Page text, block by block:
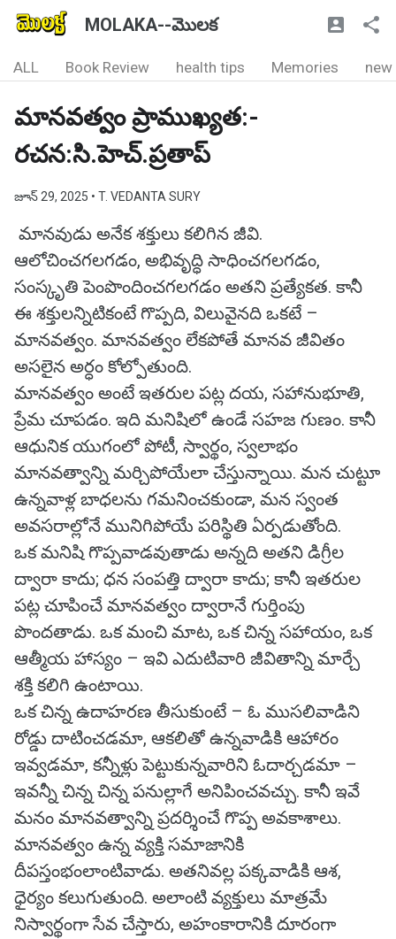
MOLAKA--మొలక
ALL Book Review health tips Memories new
మానవత్వం ప్రాముఖ్యత:-
రచన:సి.హెచ్.ప్రతాప్
జూన్ 29, 2025 • T. VEDANTA SURY
మానవుడు అనేక శక్తులు కలిగిన జీవి.
ఆలోచించగలగడం, అభివృద్ధి సాధించగలగడం,
సంస్కృతి పెంపొందించగలగడం అతని ప్రత్యేకత. కానీ
ఈ శక్తులన్నిటికంటే గొప్పది, విలువైనది ఒకటే –
మానవత్వం. మానవత్వం లేకపోతే మానవ జీవితం
అసలైన అర్ధం కోల్పోతుంది.
మానవత్వం అంటే ఇతరుల పట్ల దయ, సహానుభూతి,
ప్రేమ చూపడం. ఇది మనిషిలో ఉండే సహజ గుణం. కానీ
ఆధునిక యుగంలో పోటీ, స్వార్థం, స్వలాభం
మానవత్వాన్ని మర్చిపోయేలా చేస్తున్నాయి. మన చుట్టూ
ఉన్నవాళ్ల బాధలను గమనించకుండా, మన స్వంత
అవసరాల్లోనే మునిగిపోయే పరిస్థితి ఏర్పడుతోంది.
ఒక మనిషి గొప్పవాడవుతాడు అన్నది అతని డిగ్రీల
ద్వారా కాదు; ధన సంపత్తి ద్వారా కాదు; కానీ ఇతరుల
పట్ల చూపించే మానవత్వం ద్వారానే గుర్తింపు
పొందతాడు. ఒక మంచి మాట, ఒక చిన్న సహాయం, ఒక
ఆత్మీయ హాస్యం – ఇవి ఎదుటివారి జీవితాన్ని మార్చే
శక్తి కలిగి ఉంటాయి.
ఒక చిన్న ఉదాహరణ తీసుకుంటే – ఓ ముసలివాడిని
రోడ్డు దాటించడమా, ఆకలితో ఉన్నవాడికి ఆహారం
ఇవ్వడమా, కన్నీళ్లు పెట్టుకున్నవారిని ఓదార్చడమా –
ఇవన్నీ చిన్న చిన్న పనుల్లాగే అనిపించవచ్చు. కానీ ఇవే
మనం మానవత్వాన్ని ప్రదర్శించే గొప్ప అవకాశాలు.
మానవత్వం ఉన్న వ్యక్తి సమాజానికి
దీపస్తంభంలాంటివాడు. అతనివల్ల పక్కవాడికి ఆశ,
ధైర్యం కలుగుతుంది. అలాంటి వ్యక్తులు మాత్రమే
నిస్వార్థంగా సేవ చేస్తారు, అహంకారానికి దూరంగా